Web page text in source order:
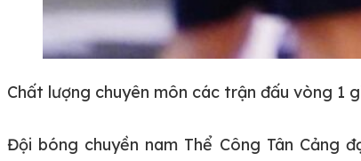
Chất lượng chuyên môn các trận đấu vòng 1
Đội bóng chuyền nam Thể Công Tân Cảng